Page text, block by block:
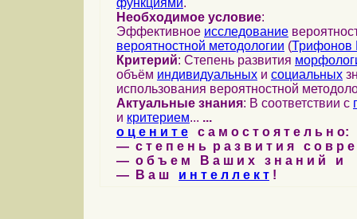
Необходимое условие:
Эффективное исследование
вероятностной методологии (Трифонов
Критерий: Степень развития
объём индивидуальных и социальных
использования вероятностной
Актуальные знания: В соответствии с
и критерием... ...
о ц е н и т е с а м о с т о я т е л ь н о:
— с т е п е н ь р а з в и т и я с о в р
— о б ъ е м В а ш и х з н а н и й и
— В а ш и н т е л л е к т !